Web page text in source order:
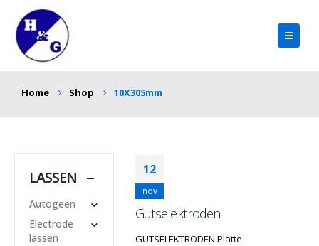
Home Shop 10X305mm
12
nov
Gutselektroden
GUTSELEKTRODEN Platte
LASSEN
Autogeen
Electrode
lassen